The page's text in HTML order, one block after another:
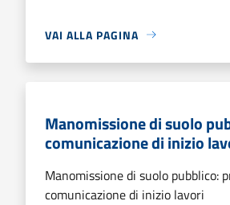
VAI ALLA PAGINA
Manomissione di suolo
comunicazione di inizio
Manomissione di suolo pubblico:
comunicazione di inizio lavori